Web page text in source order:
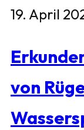
19. April
von